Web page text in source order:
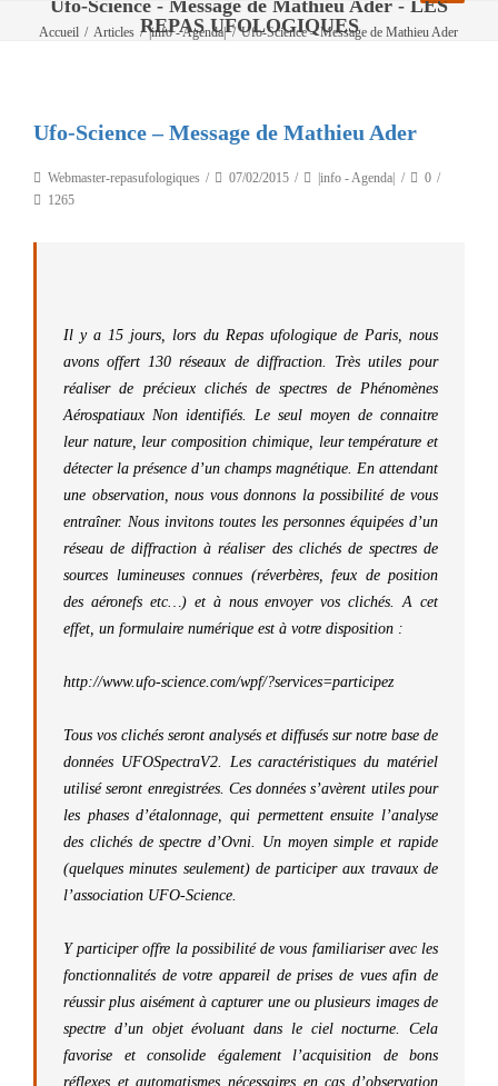
Ufo-Science - Message de Mathieu Ader - LES
REPAS UFOLOGIQUES
Accueil / Articles / |info - Agenda| / Ufo-Science – Message de Mathieu Ader
Ufo-Science – Message de Mathieu Ader
Webmaster-repasufologiques 07/02/2015 |info - Agenda|
0
1265
Il y a 15 jours, lors du Repas ufologique de Paris, nous
avons offert 130 réseaux de diffraction. Très utiles pour
réaliser de précieux clichés de spectres de Phénomènes
Aérospatiaux Non identifiés. Le seul moyen de connaitre
leur nature, leur composition chimique, leur température et
détecter la présence d’un champs magnétique. En attendant
une observation, nous vous donnons la possibilité de vous
entraîner. Nous invitons toutes les personnes équipées d’un
réseau de diffraction à réaliser des clichés de spectres de
sources lumineuses connues (réverbères, feux de position
des aéronefs etc…) et à nous envoyer vos clichés. A cet
effet, un formulaire numérique est à votre disposition :
http://www.ufo-science.com/wpf/?services=participez
Tous vos clichés seront analysés et diffusés sur notre base de
données UFOSpectraV2. Les caractéristiques du matériel
utilisé seront enregistrées. Ces données s’avèrent utiles pour
les phases d’étalonnage, qui permettent ensuite l’analyse
des clichés de spectre d’Ovni. Un moyen simple et rapide
(quelques minutes seulement) de participer aux travaux de
l’association UFO-Science.
Y participer offre la possibilité de vous familiariser avec les
fonctionnalités de votre appareil de prises de vues afin de
réussir plus aisément à capturer une ou plusieurs images de
spectre d’un objet évoluant dans le ciel nocturne. Cela
favorise et consolide également l’acquisition de bons
réflexes et automatismes nécessaires en cas d’observation